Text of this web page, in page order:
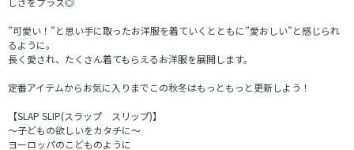
”可愛い！”と思い手に取ったお洋服を着ていくとともに”愛おしい”と感じられ
るように。
長く愛され、たくさん着てもらえるお洋服を展開します。
定番アイテムからお気に入りまでこの秋冬はもっともっと更新しよう！
【SLAP SLIP(スラップ スリップ)】
～子どもの欲しいをカタチに～
ヨーロッパのこどものように